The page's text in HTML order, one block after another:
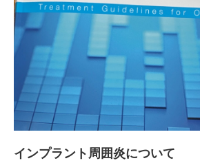
インプラント周囲炎について